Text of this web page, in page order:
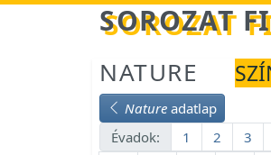
Betöltés... SOROZAT
NATURE
Nature adatlap
Évadok:
1 2 3